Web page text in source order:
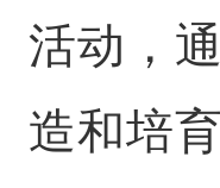
活动，
造和培